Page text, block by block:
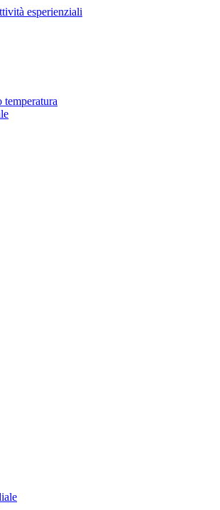
esperienziali
temperatura